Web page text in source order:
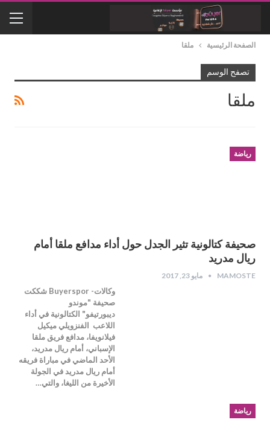
الصفحة الرئيسية ملقا
تصفح الوسم
ملقا
رياضة
صحيفة كتالونية تثير الجدل حول أداء مدافع ملقا أمام
ريال مدريد
MAMOSTE مايو 23, 2017
وكالات- Buyerspor شككت
صحيفة "موندو
ديبورتيفو" الكتالونية في أداء
اللاعب الفنزويلي ميكيل
فيلانويفا، مدافع فريق ملقا
الإسباني، أمام ريال مدريد،
الأحد الماضي في مباراة فريقه
أمام ريال مدريد في الجولة
الأخيرة من الليغا، والتي…
رياضة